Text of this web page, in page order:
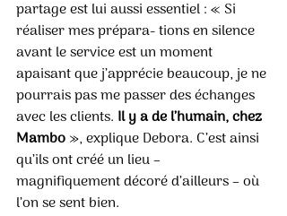
partage est lui aussi essentiel : « Si
réaliser mes prépara- tions en silence
avant le service est un moment
apaisant que j’apprécie beaucoup, je ne
pourrais pas me passer des échanges
avec les clients. Il y a de l’humain, chez
Mambo », explique Debora. C’est ainsi
qu’ils ont créé un lieu –
magnifiquement décoré d’ailleurs – où
l’on se sent bien.